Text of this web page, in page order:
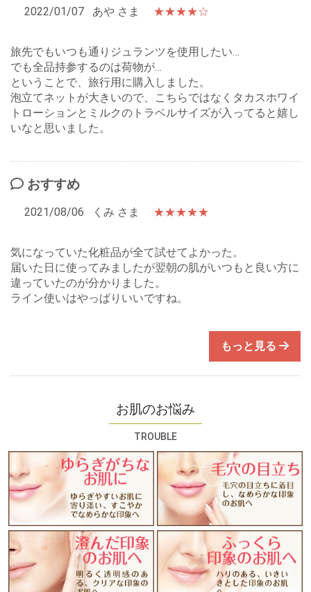
2022/01/07 あや さま ★★★★☆
旅先でもいつも通りジュランツを使用したい…
でも全品持参するのは荷物が…
ということで、旅行用に購入しました。
泡立てネットが大きいので、こちらではなくタカスホワイ
トローションとミルクのトラベルサイズが入ってると嬉し
いなと思いました。
おすすめ
2021/08/06 くみ さま ★★★★★
気になっていた化粧品が全て試せてよかった。
届いた日に使ってみましたが翌朝の肌がいつもと良い方に
違っていたのが分かりました。
ライン使いはやっぱりいいですね。
もっと見る
お肌のお悩み
TROUBLE